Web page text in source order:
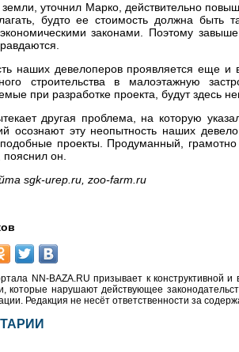
уточнил Марко, действительно
будто ее стоимость должна быть
экономическими законами. Поэтому
наших девелоперов проявляется еще
строительства в малоэтажную
при разработке проекта, будут здесь
другая проблема, на которую
осознают эту неопытность наших
подобные проекты. Продуманный,
пояснил он.
sgk-urep.ru, zoo-farm.ru
NN-BAZA.RU призывает к конструктивной
которые нарушают действующее
Редакция не несёт ответственности за